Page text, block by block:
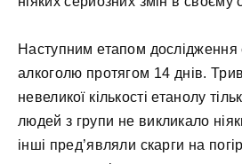
Наступним етапом
алкоголю протягом 14 днів.
невеликої кількості етанолу
людей з групи не викликало
інші пред’являли скарги на